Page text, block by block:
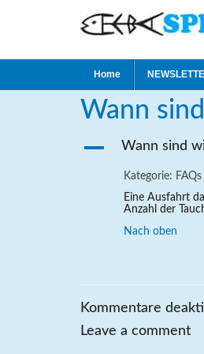
Home
On15 Dez. 2022
Wann
A Wann sind
Kategorie:
Eine Ausfahrt
Anzahl der
Nach oben
Kommentare
Leave a comment